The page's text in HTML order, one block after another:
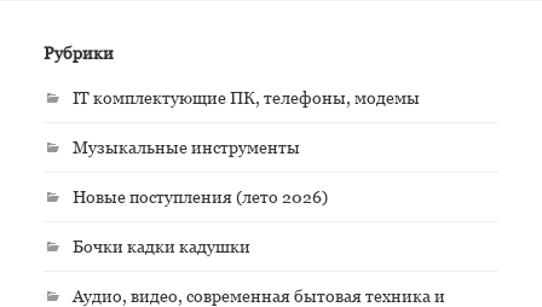
Рубрики
IT комплектующие ПК, телефоны, модемы
Музыкальные инструменты
Новые поступления (лето 2026)
Бочки кадки кадушки
Аудио, видео, современная бытовая техника и